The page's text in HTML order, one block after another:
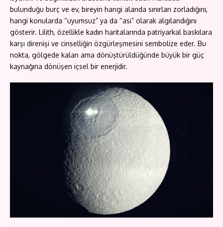
bulunduğu burç ve ev, bireyin hangi alanda sınırları zorladığını,
hangi konularda “uyumsuz” ya da “asi” olarak algılandığını
gösterir. Lilith, özellikle kadın haritalarında patriyarkal baskılara
karşı direnişi ve cinselliğin özgürleşmesini sembolize eder. Bu
nokta, gölgede kalan ama dönüştürüldüğünde büyük bir güç
kaynağına dönüşen içsel bir enerjidir.